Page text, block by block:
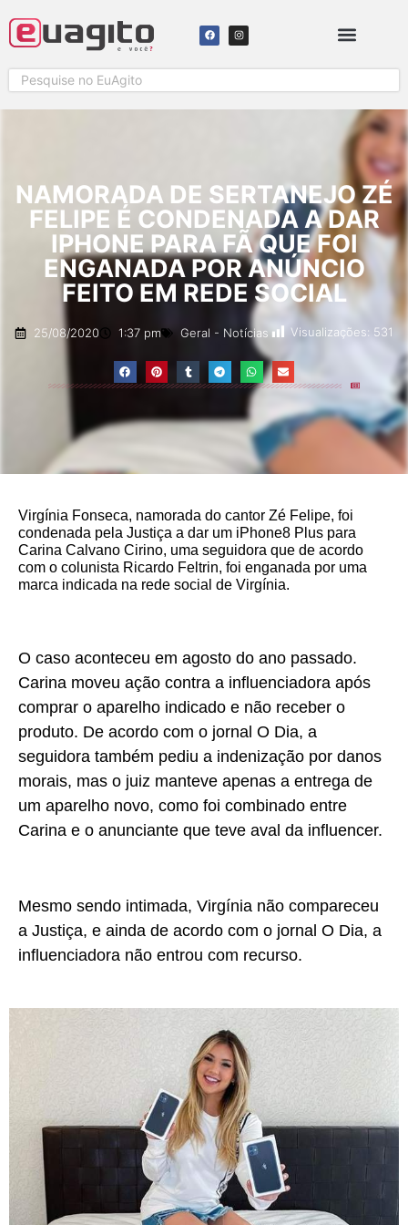
NAMORADA DE SERTANEJO ZÉ
FELIPE É CONDENADA A DAR
IPHONE PARA FÃ QUE FOI
ENGANADA POR ANÚNCIO
FEITO EM REDE SOCIAL
25/08/2020 1:37 pm Geral - Notícias Visualizações: 531
Virgínia Fonseca, namorada do cantor Zé Felipe, foi
condenada pela Justiça a dar um iPhone8 Plus para
Carina Calvano Cirino, uma seguidora que de acordo
com o colunista Ricardo Feltrin, foi enganada por uma
marca indicada na rede social de Virgínia.
O caso aconteceu em agosto do ano passado.
Carina moveu ação contra a influenciadora após
comprar o aparelho indicado e não receber o
produto. De acordo com o jornal O Dia, a
seguidora também pediu a indenização por danos
morais, mas o juiz manteve apenas a entrega de
um aparelho novo, como foi combinado entre
Carina e o anunciante que teve aval da influencer.
Mesmo sendo intimada, Virgínia não compareceu
a Justiça, e ainda de acordo com o jornal O Dia, a
influenciadora não entrou com recurso.